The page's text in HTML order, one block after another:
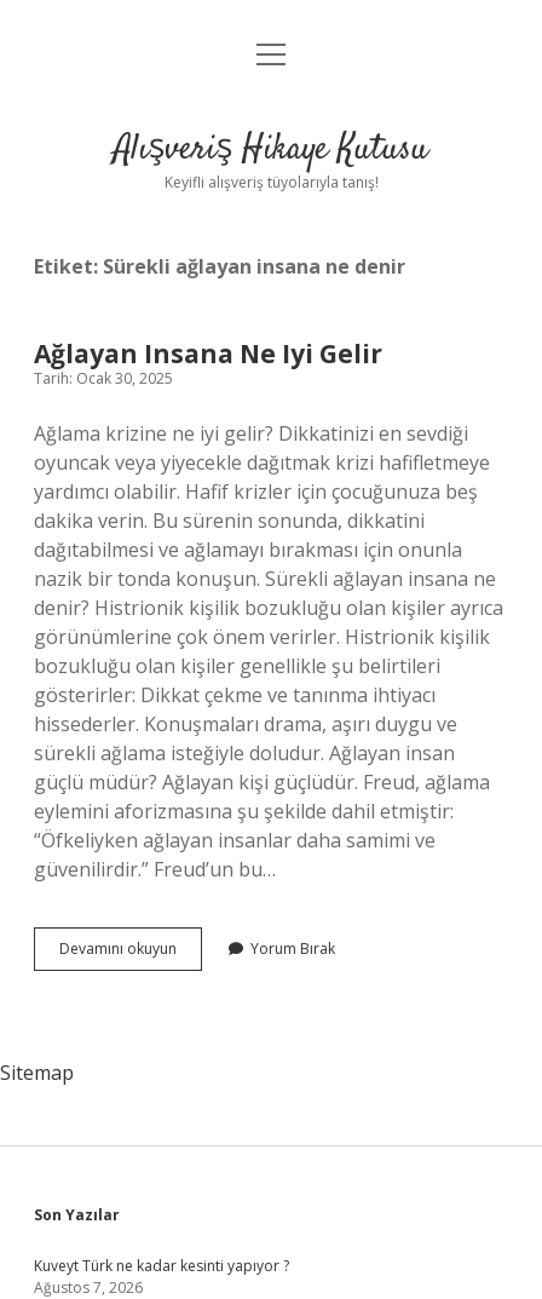
Anasayfa
Yasal Uyarı
menüyü
Alışveriş Hikaye Kutusu
Keyifli alışveriş tüyolarıyla tanış!
Etiket: Sürekli ağlayan insana ne denir
Ağlayan Insana Ne Iyi Gelir
Tarih: Ocak 30, 2025
Ağlama krizine ne iyi gelir? Dikkatinizi en sevdiği
oyuncak veya yiyecekle dağıtmak krizi hafifletmeye
yardımcı olabilir. Hafif krizler için çocuğunuza beş
dakika verin. Bu sürenin sonunda, dikkatini
dağıtabilmesi ve ağlamayı bırakması için onunla
nazik bir tonda konuşun. Sürekli ağlayan insana ne
denir? Histrionik kişilik bozukluğu olan kişiler ayrıca
görünümlerine çok önem verirler. Histrionik kişilik
bozukluğu olan kişiler genellikle şu belirtileri
gösterirler: Dikkat çekme ve tanınma ihtiyacı
hissederler. Konuşmaları drama, aşırı duygu ve
sürekli ağlama isteğiyle doludur. Ağlayan insan
güçlü müdür? Ağlayan kişi güçlüdür. Freud, ağlama
eylemini aforizmasına şu şekilde dahil etmiştir:
“Öfkeliyken ağlayan insanlar daha samimi ve
güvenilirdir.” Freud’un bu…
Devamını okuyun Ağlayan
Insana
Yorum Bırak
Sitemap
Sidebar
Son Yazılar
Kuveyt Türk ne kadar kesinti yapıyor ?
Ağustos 7, 2026